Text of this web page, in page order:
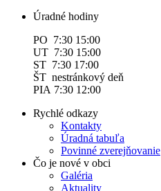
Úradné hodiny
PO 7:30 15:00
UT 7:30 15:00
ST 7:30 17:00
ŠT nestránkový deň
PIA 7:30 12:00
Rychlé odkazy
Kontakty
Úradná tabuľa
Povinné zverejňovanie
Čo je nové v obci
Galéria
Aktuality